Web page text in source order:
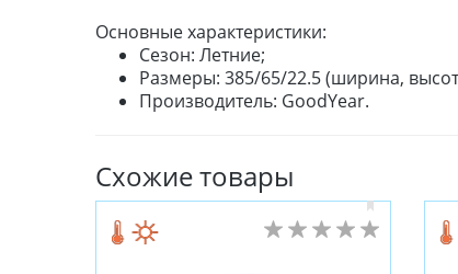
Основные характеристики:
Сезон: Летние;
Размеры: 385/65/22.5 (ширина,
Производитель: GoodYear.
Схожие товары